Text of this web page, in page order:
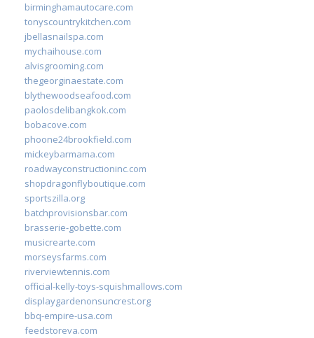
birminghamautocare.com
tonyscountrykitchen.com
jbellasnailspa.com
mychaihouse.com
alvisgrooming.com
thegeorginaestate.com
blythewoodseafood.com
paolosdelibangkok.com
bobacove.com
phoone24brookfield.com
mickeybarmama.com
roadwayconstructioninc.com
shopdragonflyboutique.com
sportszilla.org
batchprovisionsbar.com
brasserie-gobette.com
musicrearte.com
morseysfarms.com
riverviewtennis.com
official-kelly-toys-squishmallows.com
displaygardenonsuncrest.org
bbq-empire-usa.com
feedstoreva.com